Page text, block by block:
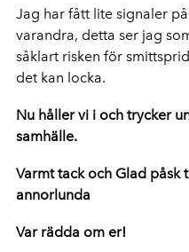
Jag har fått lite signaler
varandra, detta ser jag
såklart risken för
det kan locka.
Nu håller vi i och trycker
samhälle.
Varmt tack och Glad påsk
annorlunda
Var rädda om er!